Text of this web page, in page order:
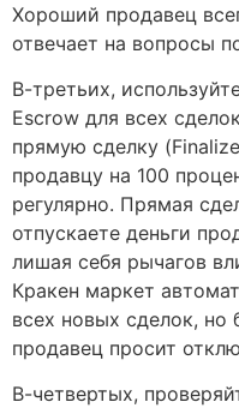
Хороший продавец
отвечает на вопросы
В-третьих,
Escrow для всех
прямую сделку
продавцу на 100
регулярно. Прямая
отпускаете деньги
лишая себя рычагов
Кракен маркет
всех новых сделок, но
продавец просит
В-четвертых,